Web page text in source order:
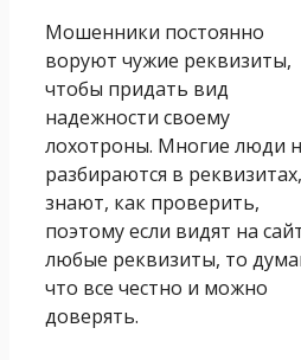
Мошенники постоянно
воруют чужие реквизиты,
чтобы придать вид
надежности своему
лохотроны. Многие люди
разбираются в
знают, как проверить,
поэтому если видят на
любые реквизиты, то
что все честно и можно
доверять.